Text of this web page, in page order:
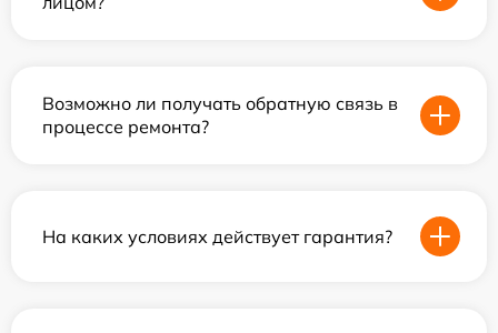
Возможно ли получать обратную связь в
процессе ремонта?
На каких условиях действует гарантия?